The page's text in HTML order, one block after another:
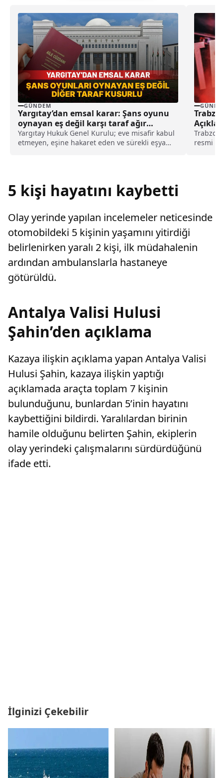
GÜNDEM
Yargıtay’dan emsal karar: Şans oyunu
oynayan eş değil karşı taraf ağır
kusurlu sayıldı
Yargıtay Hukuk Genel Kurulu; eve misafir kabul
etmeyen, eşine hakaret eden ve sürekli eşya
resmi
5 kişi hayatını kaybetti
Olay yerinde yapılan incelemeler neticesinde
otomobildeki 5 kişinin yaşamını yitirdiği
belirlenirken yaralı 2 kişi, ilk müdahalenin
ardından ambulanslarla hastaneye
götürüldü.
Antalya Valisi Hulusi
Şahin’den açıklama
Kazaya ilişkin açıklama yapan Antalya Valisi
Hulusi Şahin, kazaya ilişkin yaptığı
açıklamada araçta toplam 7 kişinin
bulunduğunu, bunlardan 5’inin hayatını
kaybettiğini bildirdi. Yaralılardan birinin
hamile olduğunu belirten Şahin, ekiplerin
olay yerindeki çalışmalarını sürdürdüğünü
ifade etti.
İlginizi Çekebilir